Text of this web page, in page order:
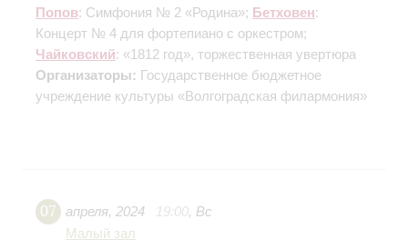
Попов: Симфония № 2 «Родина»; Бетховен:
Концерт № 4 для фортепиано с оркестром;
Чайковский: «1812 год», торжественная увертюра
Организаторы: Государственное бюджетное
учреждение культуры «Волгоградская филармония»
07 апреля, 2024 19:00, Вс
Малый зал